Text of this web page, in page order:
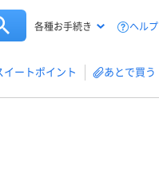
各種お手続き ヘルプ
イートポイント あとで買う